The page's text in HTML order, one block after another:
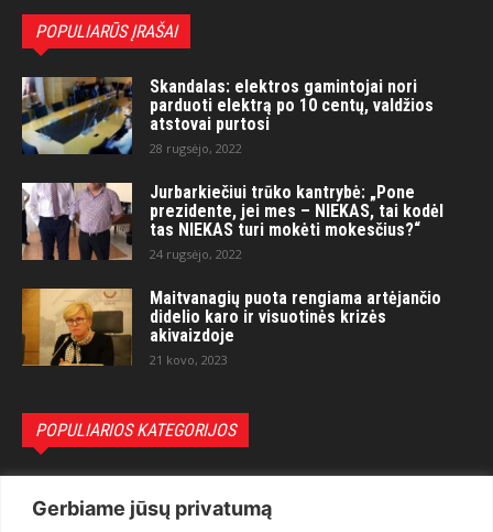
Gerbiame jūsų privatumą
POPULIARŪS ĮRAŠAI
Skandalas: elektros gamintojai nori
parduoti elektrą po 10 centų, valdžios
atstovai purtosi
28 rugsėjo, 2022
Jurbarkiečiui trūko kantrybė: „Pone
prezidente, jei mes – NIEKAS, tai kodėl
tas NIEKAS turi mokėti mokesčius?“
24 rugsėjo, 2022
Maitvanagių puota rengiama artėjančio
didelio karo ir visuotinės krizės
akivaizdoje
21 kovo, 2023
POPULIARIOS KATEGORIJOS